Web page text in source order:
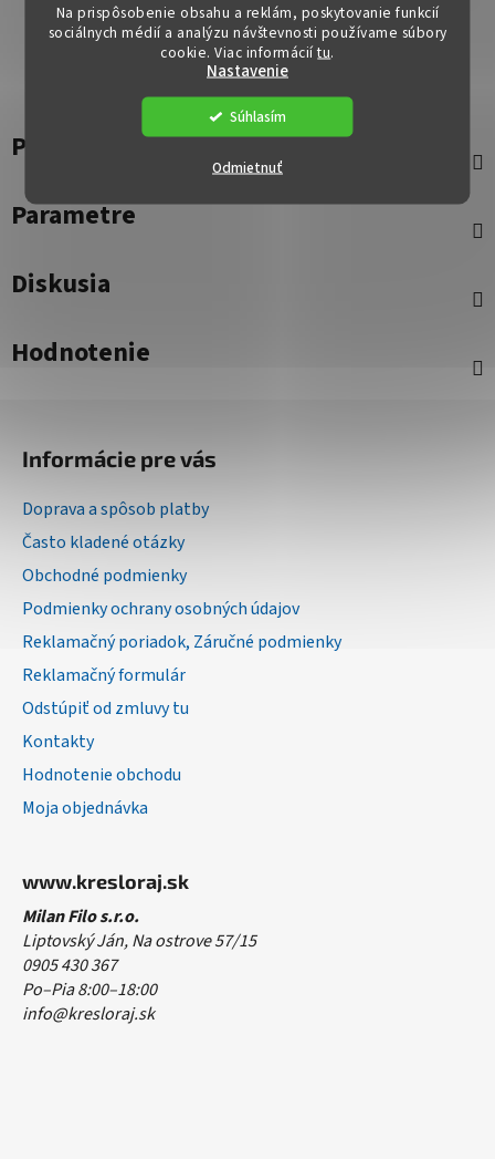
Na prispôsobenie obsahu a reklám, poskytovanie funkcií
sociálnych médií a analýzu návštevnosti používame súbory
cookie. Viac informáciítu.
Nastavenie
Odmietnuť
Súhlasím
Popis
Parametre
Diskusia
Hodnotenie
Informácie pre vás
Doprava a spôsob platby
Často kladené otázky
Obchodné podmienky
Podmienky ochrany osobných údajov
Reklamačný poriadok, Záručné podmienky
Reklamačný formulár
Odstúpiť od zmluvy tu
Kontakty
Hodnotenie obchodu
Moja objednávka
www.kresloraj.sk
Milan Filo s.r.o.
Liptovský Ján, Na ostrove 57/15
0905 430 367
Po–Pia 8:00–18:00
info@kresloraj.sk